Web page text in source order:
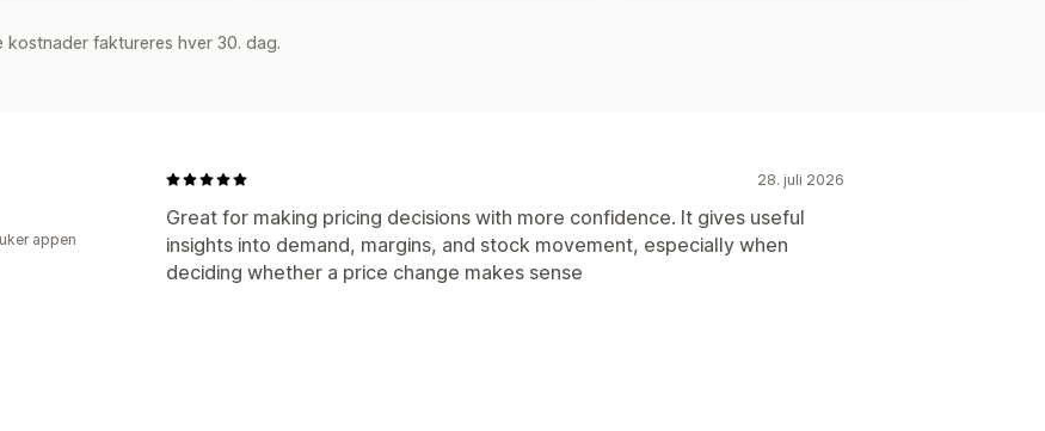
kostnader faktureres hver 30. dag.
28. juli 2026
Great for making pricing decisions with more confidence. It gives useful
insights into demand, margins, and stock movement, especially when
deciding whether a price change makes sense
appen